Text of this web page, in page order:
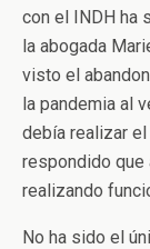
con el INDH ha
la abogada
visto el
la pandemia al
debía realizar
respondido que
realizando
No ha sido el